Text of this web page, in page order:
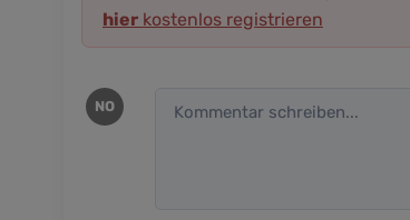
hier kostenlos registrieren
NO